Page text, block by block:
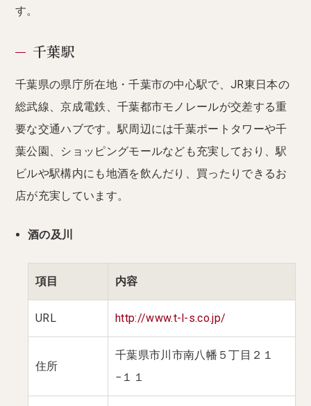
す。
千葉駅
千葉県の県庁所在地・千葉市の中心駅で、JR東日本の
総武線、京成電鉄、千葉都市モノレールが交差する重
要な交通ハブです。駅周辺には千葉ポートタワーや千
葉公園、ショッピングモールなども充実しており、駅
ビルや駅構内にも地酒を飲んだり、買ったりできるお
店が充実しています。
酒の及川
項目 内容
URL http://www.t-l-s.co.jp/
住所
千葉県市川市南八幡５丁目２１
−１１